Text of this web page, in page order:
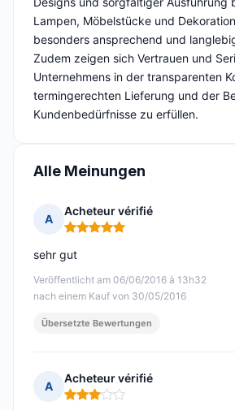
Lampen, Möbelstücke und
besonders ansprechend und
Zudem zeigen sich Vertrauen und
Unternehmens in der transparenten
termingerechten Lieferung und der
Kundenbedürfnisse zu erfüllen.
Alle Meinungen
A
Acheteur vérifié
Hinweis: 5 von 5
Veröffentlicht am 06/06/2016 à 13h32
nach einem Kauf von 30/05/2016
sehr gut
Übersetzte Bewertungen
A
Acheteur vérifié
Hinweis: 3 von 5